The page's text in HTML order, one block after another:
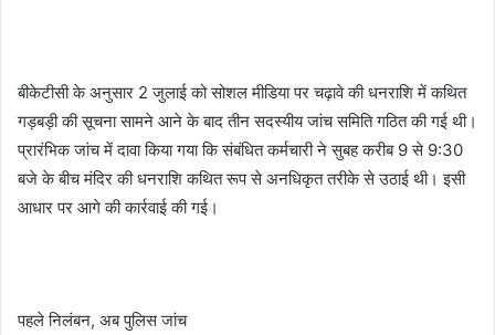
बीकेटीसी के अनुसार 2 जुलाई को सोशल मीडिया पर चढ़ावे की धनराशि में कथित
गड़बड़ी की सूचना सामने आने के बाद तीन सदस्यीय जांच समिति गठित की गई थी।
प्रारंभिक जांच में दावा किया गया कि संबंधित कर्मचारी ने सुबह करीब 9 से 9:30
बजे के बीच मंदिर की धनराशि कथित रूप से अनधिकृत तरीके से उठाई थी। इसी
आधार पर आगे की कार्रवाई की गई।
पहले निलंबन, अब पुलिस जांच